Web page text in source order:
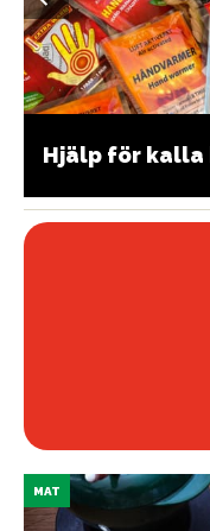
Hjälp för kalla
MAT